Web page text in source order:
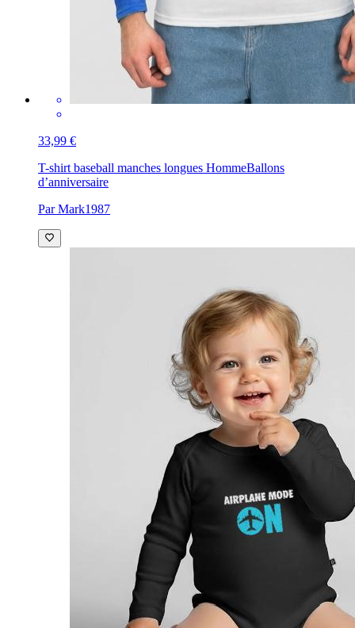
33,99 €
T-shirt baseball manches longues HommeBallons
d’anniversaire
Par Mark1987